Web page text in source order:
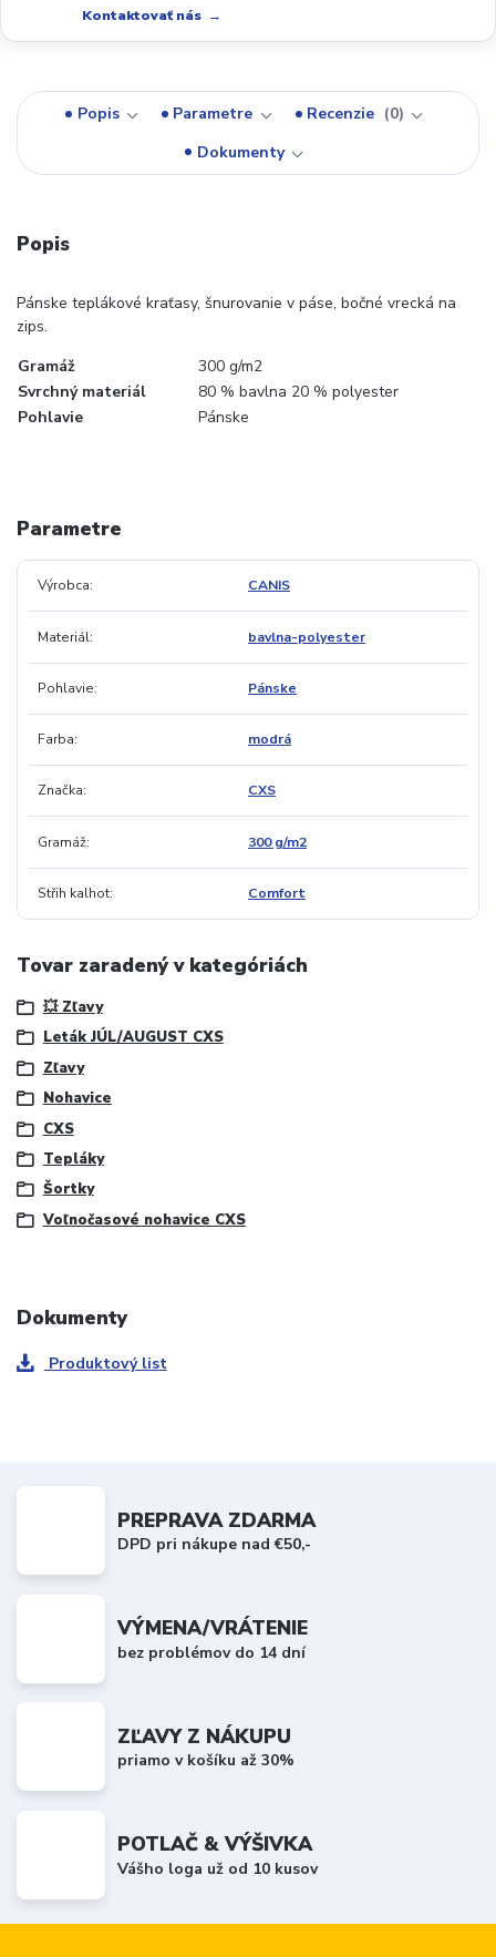
Kontaktovať nás
Popis Parametre Recenzie
0
Dokumenty
Popis
Pánske teplákové kraťasy, šnurovanie v páse, bočné vrecká na
zips.
Gramáž
300 g/m2
Svrchný materiál
80 % bavlna 20 % polyester
Pohlavie
Pánske
Parametre
Výrobca CANIS
Materiál bavlna-polyester
Pohlavie Pánske
Farba modrá
Značka CXS
Gramáž 300 g/m2
Střih kalhot Comfort
Tovar zaradený v kategóriách
💥 Zľavy
Leták JÚL/AUGUST CXS
Zľavy
Nohavice
CXS
Tepláky
Šortky
Voľnočasové nohavice CXS
Dokumenty
Produktový list
PREPRAVA ZDARMA
DPD pri nákupe nad €50,-
VÝMENA/VRÁTENIE
bez problémov do 14 dní
ZĽAVY Z NÁKUPU
priamo v košíku až 30%
POTLAČ & VÝŠIVKA
Vášho loga už od 10 kusov